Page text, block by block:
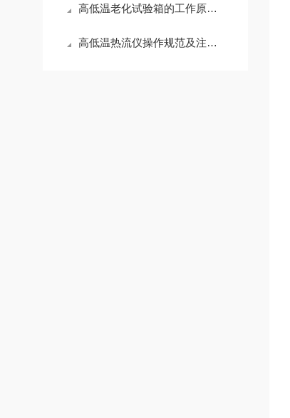
高低温老化试验箱的工作原理与性能解析
高低温热流仪操作规范及注意事项